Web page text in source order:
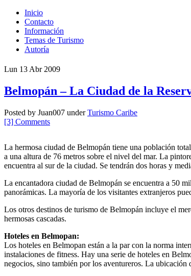
Inicio
Contacto
Información
Temas de Turismo
Autoría
Lun 13 Abr 2009
Belmopán – La Ciudad de la
Posted by Juan007 underTurismo Caribe
[3] Comments
La hermosa ciudad de Belmopán tiene una población
a una altura de 76 metros sobre el nivel del mar. La
encuentra al sur de la ciudad. Se tendrán dos horas y
La encantadora ciudad de Belmopán se encuentra a 50
panorámicas. La mayoría de los visitantes extranjeros
Los otros destinos de turismo de Belmopán incluye el
hermosas cascadas.
Hoteles en Belmopan:
Los hoteles en Belmopan están a la par con la norma
instalaciones de fitness. Hay una serie de hoteles en
negocios, sino también por los aventureros. La ubicación